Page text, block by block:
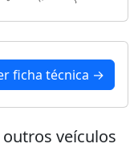
ficha técnica →
veículos